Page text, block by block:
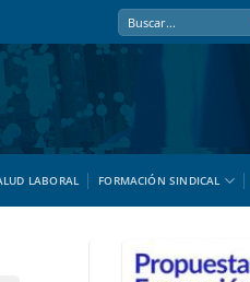
LABORAL FORMACIÓN SINDICAL